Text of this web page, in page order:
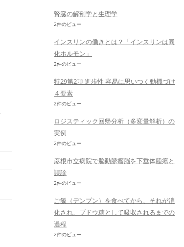
腎臓の解剖学と生理学
2件のビュー
インスリンの働きとは？「インスリンは同
化ホルモン」
2件のビュー
特29第2項 進歩性 容易に思いつく動機づけ
４要素
2件のビュー
ロジスティック回帰分析（多変量解析）の
実例
2件のビュー
彦根市立病院で脳動脈瘤脳を下垂体腫瘍と
誤診
2件のビュー
ご飯（デンプン）を食べてから、それが消
化され、ブドウ糖として吸収されるまでの
過程
2件のビュー